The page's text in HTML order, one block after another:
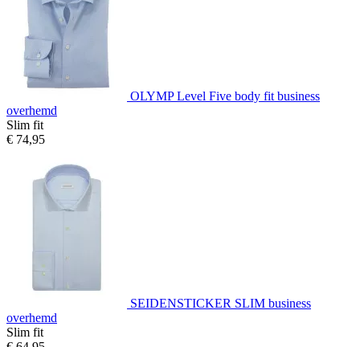
OLYMP Level Five body fit business
overhemd
Slim fit
€ 74,95
SEIDENSTICKER SLIM business
overhemd
Slim fit